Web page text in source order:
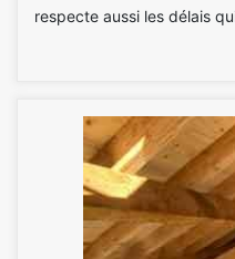
respecte aussi les délais